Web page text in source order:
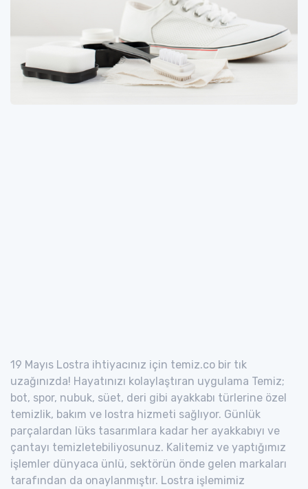
19 Mayıs Lostra ihtiyacınız için temiz.co bir tık
uzağınızda! Hayatınızı kolaylaştıran uygulama Temiz;
bot, spor, nubuk, süet, deri gibi ayakkabı türlerine özel
temizlik, bakım ve lostra hizmeti sağlıyor. Günlük
parçalardan lüks tasarımlara kadar her ayakkabıyı ve
çantayı temizletebiliyosunuz. Kalitemiz ve yaptığımız
işlemler dünyaca ünlü, sektörün önde gelen markaları
tarafından da onaylanmıştır. Lostra işlemimiz